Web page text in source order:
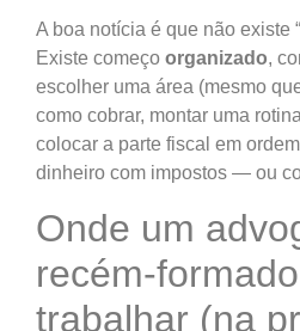
A boa notícia é que não existe
Existe começo organizado,
escolher uma área (mesmo
como cobrar, montar uma
colocar a parte fiscal em
dinheiro com impostos — ou
Onde um
recém-
trabalhar (na